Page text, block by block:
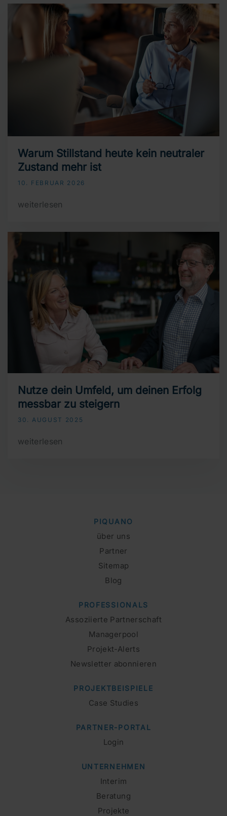
Warum Stillstand heute kein neutraler
Zustand mehr ist
10. FEBRUAR 2026
weiterlesen
Nutze dein Umfeld, um deinen Erfolg
messbar zu steigern
30. AUGUST 2025
weiterlesen
PIQUANO
über uns
Partner
Sitemap
Blog
PROFESSIONALS
Assoziierte Partnerschaft
Managerpool
Projekt-Alerts
Newsletter abonnieren
PROJEKTBEISPIELE
Case Studies
PARTNER-PORTAL
Login
UNTERNEHMEN
Interim
Beratung
Projekte